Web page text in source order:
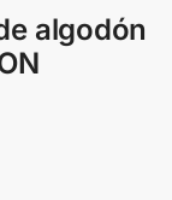
algodón